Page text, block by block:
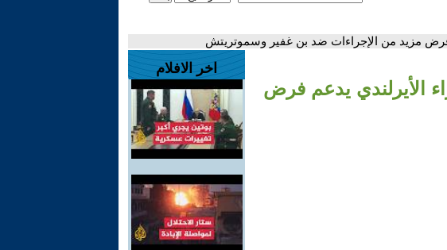
فرض مزيد من الإجراءات ضد بن غفير وسموتريتش
الأيرلندي يدعم فرض
اخر الافلام